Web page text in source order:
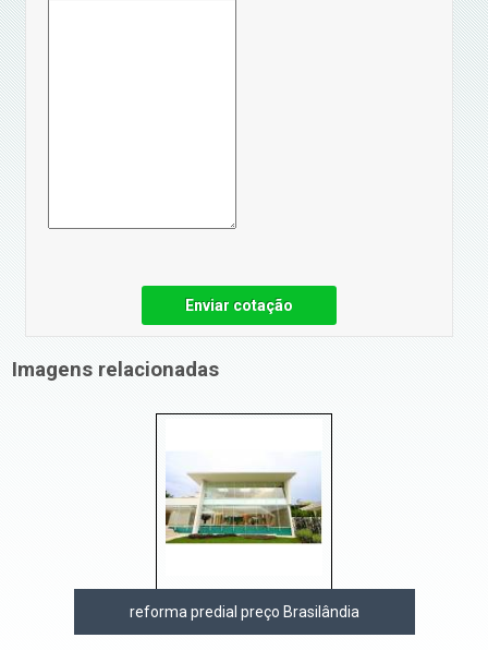
Enviar cotação
Imagens relacionadas
reforma predial preço Brasilândia